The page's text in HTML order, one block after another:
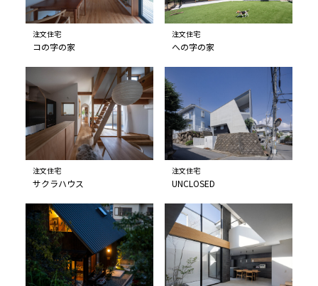
注文住宅
コの字の家
注文住宅
への字の家
注文住宅
サクラハウス
注文住宅
UNCLOSED